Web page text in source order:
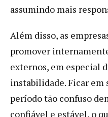
assumindo mais
Além disso, as
promover
externos, em especial
instabilidade. Ficar em
período tão confuso
confiável e estável, o